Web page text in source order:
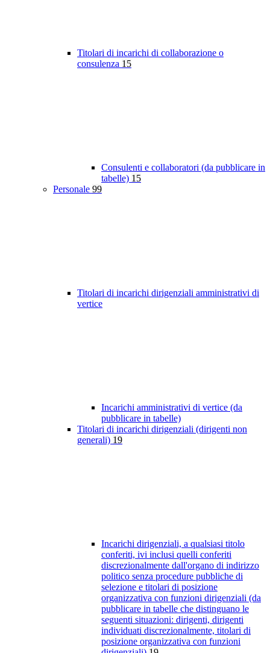
Titolari di incarichi di collaborazione o
consulenza 15
Consulenti e collaboratori (da pubblicare in
tabelle) 15
Personale 99
Titolari di incarichi dirigenziali amministrativi di
vertice
Incarichi amministrativi di vertice (da
pubblicare in tabelle)
Titolari di incarichi dirigenziali (dirigenti non
generali) 19
Incarichi dirigenziali, a qualsiasi titolo
conferiti, ivi inclusi quelli conferiti
discrezionalmente dall'organo di indirizzo
politico senza procedure pubbliche di
selezione e titolari di posizione
organizzativa con funzioni dirigenziali (da
pubblicare in tabelle che distinguano le
seguenti situazioni: dirigenti, dirigenti
individuati discrezionalmente, titolari di
posizione organizzativa con funzioni